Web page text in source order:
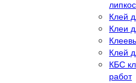
Клей
Клеи
Клей
КБС
работ